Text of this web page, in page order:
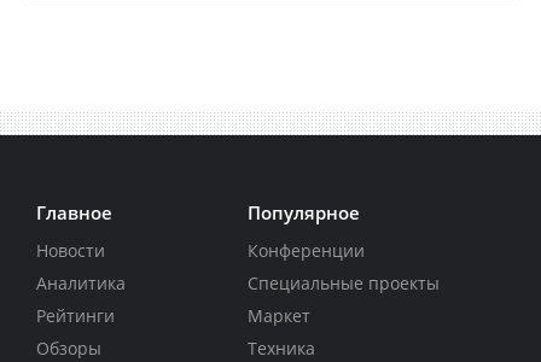
Главное
Новости
Аналитика
Рейтинги
Обзоры
Популярное
Конференции
Специальные проекты
Маркет
Техника